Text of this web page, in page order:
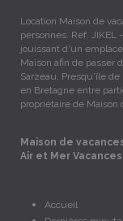
Location Maison de
personnes. Ref. JIKEL
jouissant d'un
Maison afin de passer
Sarzeau, Presqu'île
en Bretagne entre
propriétaire de Maison
Maison de
Air et Mer Vacances
Accueil